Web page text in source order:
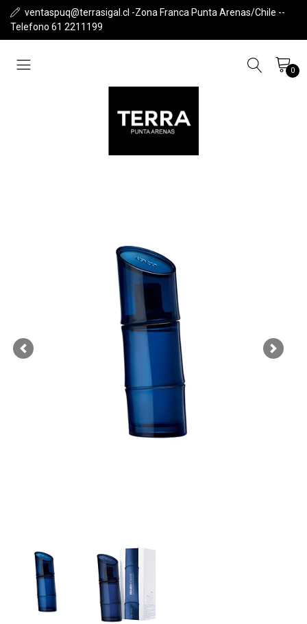
ventaspuq@terrasigal.cl -Zona Franca Punta Arenas/Chile --
Telefono 61 2211199
0
Previous Next